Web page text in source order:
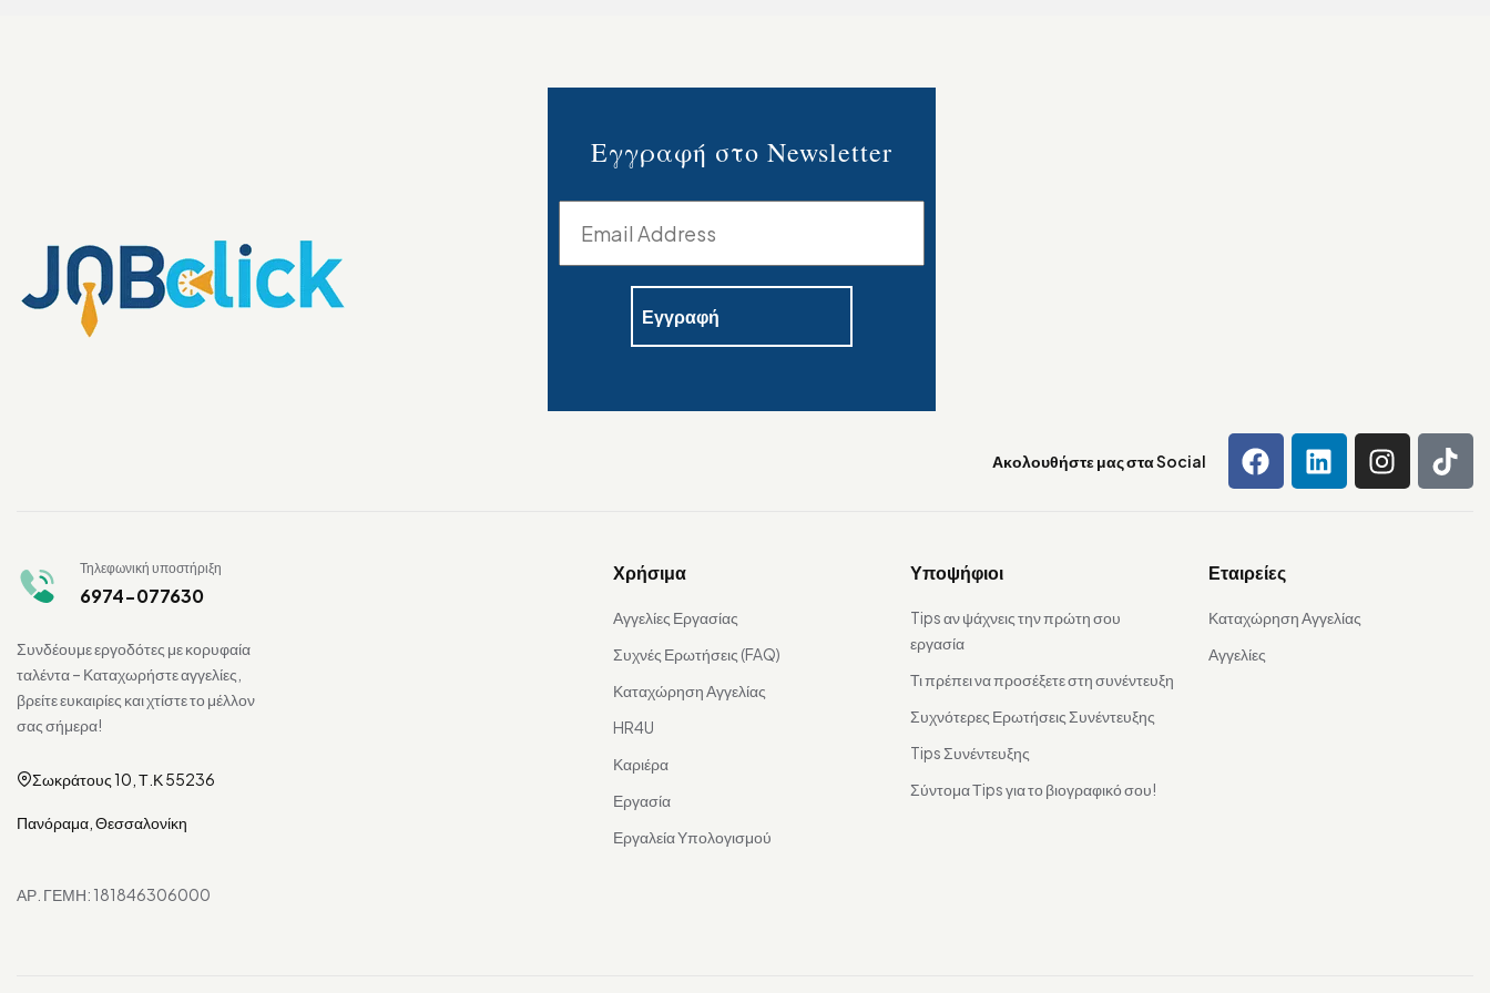
Εγγραφή στο Newsletter
Ακολουθήστε μας στα Social
Τηλεφωνική υποστήριξη
6974-077630
Συνδέουμε εργοδότες με κορυφαία
ταλέντα – Καταχωρήστε αγγελίες,
βρείτε ευκαιρίες και χτίστε το μέλλον
σας σήμερα!
Σωκράτους 10, Τ.Κ 55236
Πανόραμα, Θεσσαλονίκη
ΑΡ. ΓΕΜΗ: 181846306000
Χρήσιμα
Αγγελίες Εργασίας
Συχνές Ερωτήσεις (FAQ)
Καταχώρηση Αγγελίας
HR4U
Καριέρα
Εργασία
Εργαλεία Υπολογισμού
Υποψήφιοι
Tips αν ψάχνεις την πρώτη σου
εργασία
Τι πρέπει να προσέξετε στη συνέντευξη
Συχνότερες Ερωτήσεις Συνέντευξης
Tips Συνέντευξης
Σύντομα Τips για το βιογραφικό σου!
Εταιρείες
Καταχώρηση Αγγελίας
Αγγελίες